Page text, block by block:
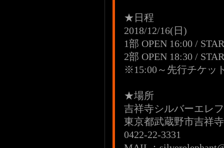
★日程
2018/12/16(日)
1部 OPEN 16:00 /
2部 OPEN 18:30 /
※15:00～先行チケッ
★場所
吉祥寺シルバーエレ
東京都武蔵野市吉祥
0422-22-3331